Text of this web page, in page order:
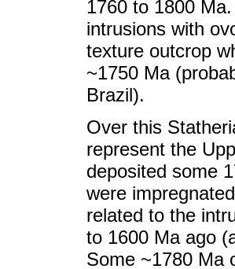
1760 to 1800
intrusions with
texture outcrop
~1750 Ma
Brazil).
Over this
represent the
deposited some
were
related to the
to 1600 Ma ago
Some ~1780 Ma